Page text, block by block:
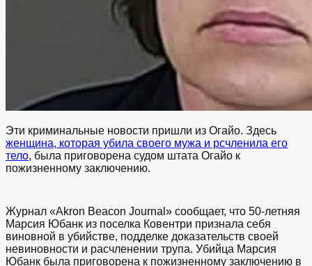
Эти криминальные новости пришли из Огайо. Здесь
женщина, которая убила своего мужа и рсчленила его
тело, была приговорена судом штата Огайо к
пожизненному заключению.
Журнал «Akron Beacon Journal» сообщает, что 50-летняя
Марсия Юбанк из поселка Ковентри признала себя
виновной в убийстве, подделке доказательств своей
невиновности и расчленении трупа. Убийца Марсия
Юбанк была приговорена к пожизненному заключению в